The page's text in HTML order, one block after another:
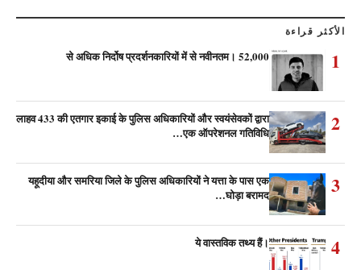
الأكثر قراءة
1
52,000 से अधिक निर्दोष प्रदर्शनकारियों में से नवीनतम।
2
लाहव 433 की एतगार इकाई के पुलिस अधिकारियों और स्वयंसेवकों द्वारा
एक ऑपरेशनल गतिविधि…
3
यहूदीया और समरिया जिले के पुलिस अधिकारियों ने यत्ता के पास एक
घोड़ा बरामद…
4
ये वास्तविक तथ्य हैं।